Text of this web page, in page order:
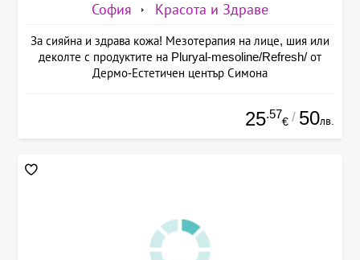
София Красота и Здраве
За сияйна и здрава кожа! Мезотерапия на лице, шия или
деколте с продуктите на Pluryal-mesoline/Refresh/ от
Дермо-Естетичен център Симона
25.57
€ / 50лв.